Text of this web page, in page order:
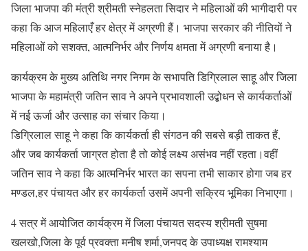
जिला भाजपा की मंत्री श्रीमती स्नेहलता सिदार ने महिलाओं की भागीदारी पर
कहा कि आज महिलाएँ हर क्षेत्र में अग्रणी हैं। भाजपा सरकार की नीतियों ने
महिलाओं को सशक्त, आत्मनिर्भर और निर्णय क्षमता में अग्रणी बनाया है।
कार्यक्रम के मुख्य अतिथि नगर निगम के सभापति डिग्रिलाल साहू और जिला
भाजपा के महामंत्री जतिन साव ने अपने प्रभावशाली उद्बोधन से कार्यकर्ताओं
में नई ऊर्जा और उत्साह का संचार किया।
डिग्रिलाल साहू ने कहा कि कार्यकर्ता ही संगठन की सबसे बड़ी ताकत हैं,
और जब कार्यकर्ता जाग्रत होता है तो कोई लक्ष्य असंभव नहीं रहता।वहीं
जतिन साव ने कहा कि आत्मनिर्भर भारत का सपना तभी साकार होगा जब हर
मण्डल,हर पंचायत और हर कार्यकर्ता उसमें अपनी सक्रिय भूमिका निभाएगा।
4 सत्र में आयोजित कार्यक्रम में जिला पंचायत सदस्य श्रीमती सुषमा
खलखो,जिला के पूर्व प्रवक्ता मनीष शर्मा,जनपद के उपाध्यक्ष रामश्याम